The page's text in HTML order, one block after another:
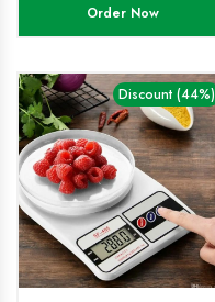
Box
Order Now
Discount (44%)